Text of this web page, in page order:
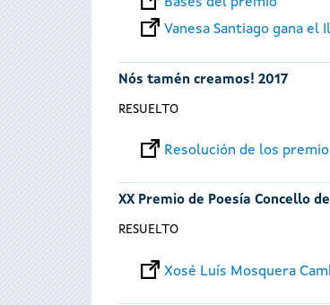
Bases del premio
Vanesa Santiago gana el
Nós tamén creamos! 2017
RESUELTO
Resolución de los
XX Premio de Poesía Concello
RESUELTO
Xosé Luís Mosquera